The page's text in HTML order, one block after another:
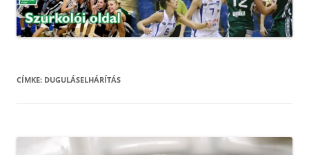
CÍMKE: DUGULÁSELHÁRÍTÁS